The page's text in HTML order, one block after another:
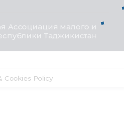
Ассоциация малого и
Таджикистан
Cookies Policy